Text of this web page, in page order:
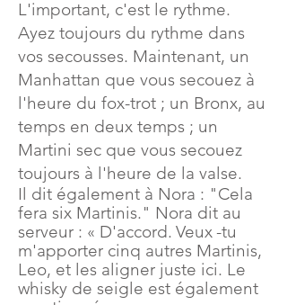
L'important, c'est le rythme.
Ayez toujours du rythme dans
vos secousses. Maintenant, un
Manhattan que vous secouez à
l'heure du fox-trot ; un Bronx, au
temps en deux temps ; un
Martini sec que vous secouez
toujours à l'heure de la valse.
Il dit également à Nora : "Cela
fera six Martinis." Nora dit au
serveur : « D'accord. Veux-tu
m'apporter cinq autres Martinis,
Leo, et les aligner juste ici. Le
whisky de seigle est également